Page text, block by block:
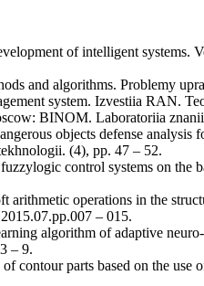
of intelligent
and algorithms. Problemy
system. Izvestiia RAN.
BINOM. Laboratoriia
objects defense analysis
(4), pp. 47 – 52.
control systems on the
operations in the
– 015.
algorithm of adaptive
– 9.
parts based on the use